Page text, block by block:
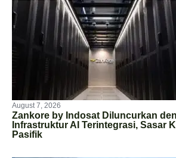
August 7, 2026
Zankore by Indosat Diluncurkan
Infrastruktur AI Terintegrasi, Sasar
Pasifik